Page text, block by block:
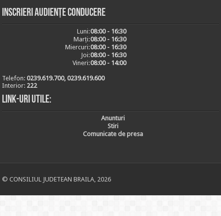
Inscrieri audiențe conducere
Luni:08:00 - 16:30
Marți:08:00 - 16:30
Miercuri:08:00 - 16:30
Joi:08:00 - 16:30
Vineri:08:00 - 14:00
Telefon:0239.619.700, 0239.619.600
Interior: 222
Link-uri utile:
Anunturi
Stiri
Comunicate de presa
© CONSILIUL JUDETEAN BRAILA, 2026